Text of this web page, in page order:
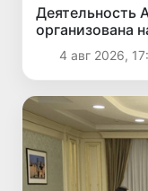
Деятельность
организована
4 авг 2026,